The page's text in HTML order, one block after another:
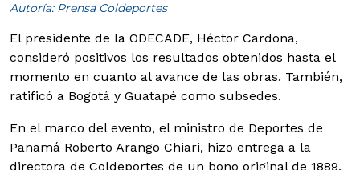
Autoría: Prensa Coldeportes
El presidente de la ODECADE, Héctor Cardona,
consideró positivos los resultados obtenidos hasta el
momento en cuanto al avance de las obras. También,
ratificó a Bogotá y Guatapé como subsedes.
En el marco del evento, el ministro de Deportes de
Panamá Roberto Arango Chiari, hizo entrega a la
directora de Coldeportes de un bono original de 1889,